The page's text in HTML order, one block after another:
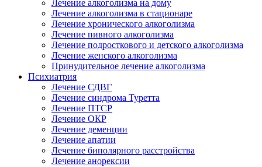
Лечение алкоголизма на дому
Лечение алкоголизма в стационаре
Лечение хронического алкоголизма
Лечение пивного алкоголизма
Лечение подросткового и детского алкоголизма
Лечение женского алкоголизма
Принудительное лечение алкоголизма
Психиатрия
Лечение СДВГ
Лечение синдрома Туретта
Лечение ПТСР
Лечение ОКР
Лечение деменции
Лечение апатии
Лечение биполярного расстройства
Лечение анорексии